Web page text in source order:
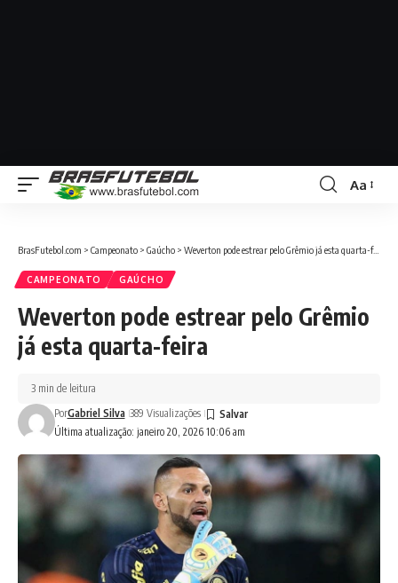
Aa
BrasFutebol.com > Campeonato > Gaúcho > Weverton pode estrear pelo Grêmio já esta quarta-feira
CAMPEONATO GAÚCHO
Weverton pode estrear pelo Grêmio
já esta quarta-feira
Última atualização: janeiro 20, 2026 10:06 am
PorGabriel Silva 389 Visualizações
3 min de leitura